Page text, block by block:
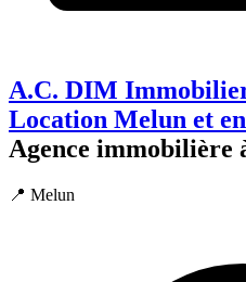
A.C. DIM
Location Melun et
Agence immobilière
📍 Melun